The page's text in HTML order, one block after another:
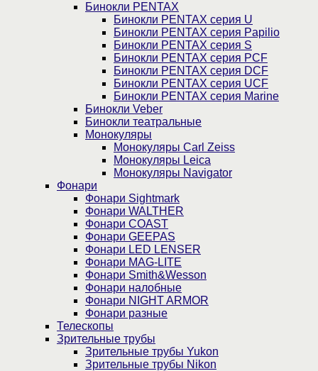
Бинокли PENTAX
Бинокли PENTAX серия U
Бинокли PENTAX серия Papilio
Бинокли PENTAX серия S
Бинокли PENTAX серия PCF
Бинокли PENTAX серия DCF
Бинокли PENTAX серия UCF
Бинокли PENTAX серия Marine
Бинокли Veber
Бинокли театральные
Монокуляры
Монокуляры Carl Zeiss
Монокуляры Leica
Монокуляры Navigator
Фонари
Фонари Sightmark
Фонари WALTHER
Фонари COAST
Фонари GEEPAS
Фонари LED LENSER
Фонари MAG-LITE
Фонари Smith&Wesson
Фонари налобные
Фонари NIGHT ARMOR
Фонари разные
Телескопы
Зрительные трубы
Зрительные трубы Yukon
Зрительные трубы Nikon